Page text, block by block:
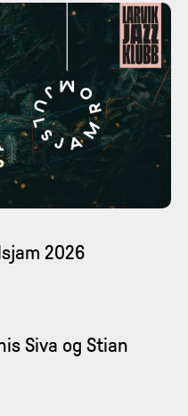
2026
Siva og Stian